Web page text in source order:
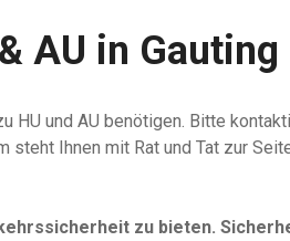
AU in Gauting
und AU benötigen. Bitte
Ihnen mit Rat und Tat zur
zu bieten.